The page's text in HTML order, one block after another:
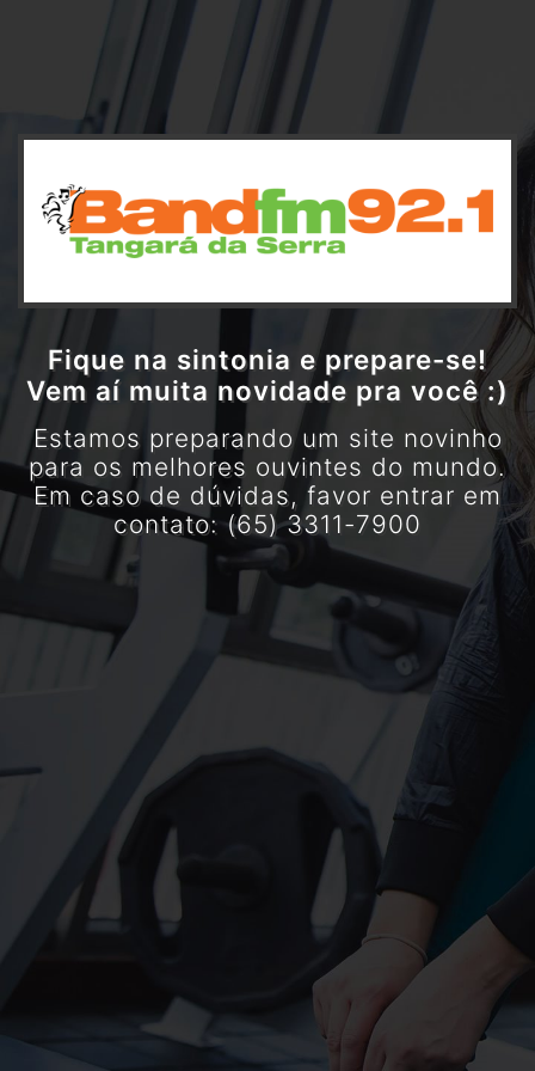
Fique na sintonia e prepare-se!
Vem aí muita novidade pra você :)
Estamos preparando um site novinho
para os melhores ouvintes do mundo.
Em caso de dúvidas, favor entrar em
contato: (65) 3311-7900